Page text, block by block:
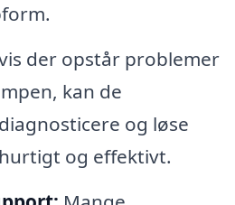
der opstår problemer
kan de
og løse
og effektivt.